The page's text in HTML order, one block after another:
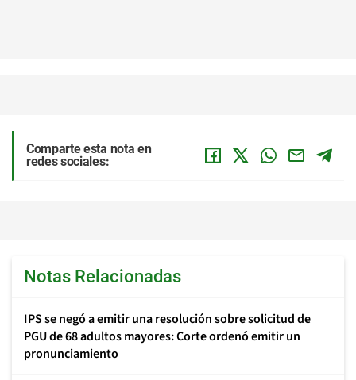
Comparte esta nota en
redes sociales:
Notas Relacionadas
IPS se negó a emitir una resolución sobre solicitud de
PGU de 68 adultos mayores: Corte ordenó emitir un
pronunciamiento